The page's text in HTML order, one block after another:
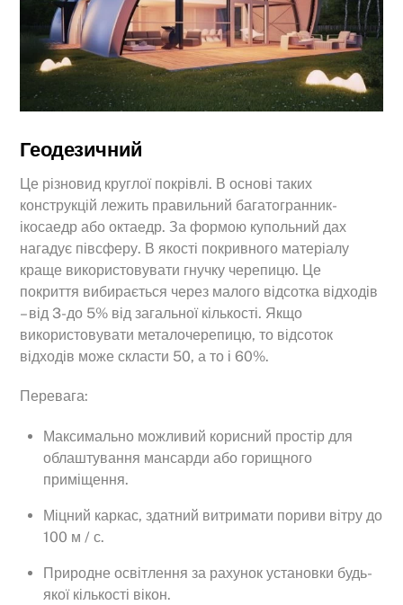
Геодезичний
Це різновид круглої покрівлі. В основі таких
конструкцій лежить правильний багатогранник-
ікосаедр або октаедр. За формою купольний дах
нагадує півсферу. В якості покривного матеріалу
краще використовувати гнучку черепицю. Це
покриття вибирається через малого відсотка відходів
– від 3-до 5% від загальної кількості. Якщо
використовувати металочерепицю, то відсоток
відходів може скласти 50, а то і 60%.
Перевага:
Максимально можливий корисний простір для
облаштування мансарди або горищного
приміщення.
Міцний каркас, здатний витримати пориви вітру до
100 м / с.
Природне освітлення за рахунок установки будь-
якої кількості вікон.